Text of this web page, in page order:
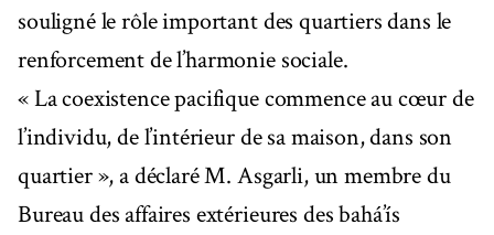
souligné le rôle important des quartiers dans le
renforcement de l’harmonie sociale.
« La coexistence pacifique commence au cœur de
l’individu, de l’intérieur de sa maison, dans son
quartier », a déclaré M. Asgarli, un membre du
Bureau des affaires extérieures des bahá’ís